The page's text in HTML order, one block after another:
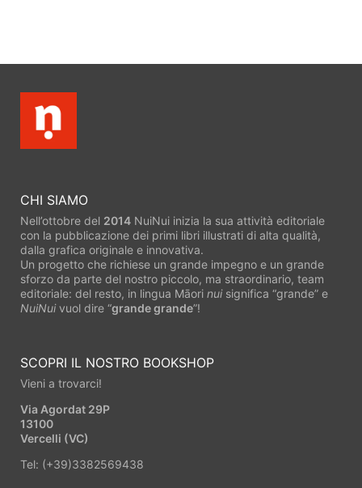
CHI SIAMO
Nell’ottobre del 2014 NuiNui inizia la sua attività editoriale
con la pubblicazione dei primi libri illustrati di alta qualità,
dalla grafica originale e innovativa.
Un progetto che richiese un grande impegno e un grande
sforzo da parte del nostro piccolo, ma straordinario, team
editoriale: del resto, in lingua Māori nuisignifica “grande” e
NuiNuivuol dire “grande grande”!
SCOPRI IL NOSTRO BOOKSHOP
Vieni a trovarci!
Via Agordat 29P
13100
Vercelli (VC)
Tel: (+39)3382569438